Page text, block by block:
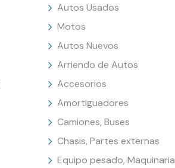
Autos Usados
Motos
Autos Nuevos
Arriendo de Autos
Accesorios
Amortiguadores
Camiones, Buses
Chasis, Partes externas
Equipo pesado, Maquinaria